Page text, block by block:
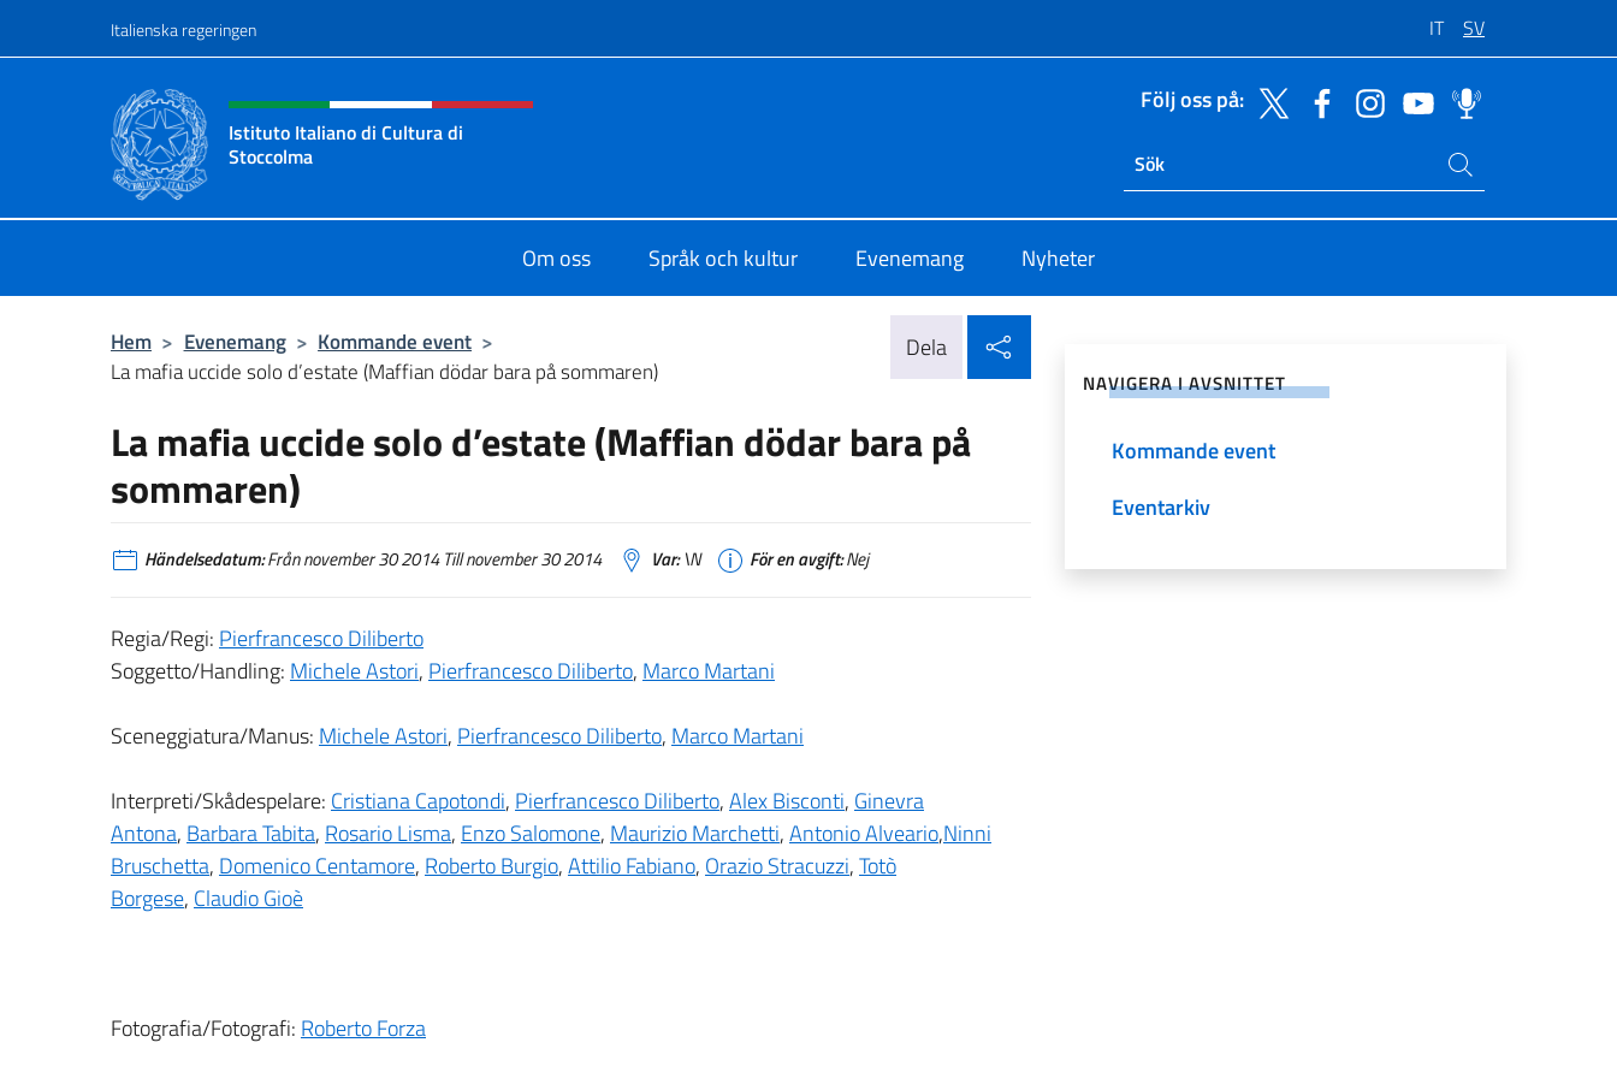
Italienska regeringen IT SV
Header, social and menu of site
Istituto Italiano di Cultura di
Stoccolma
Följ oss på:
Ricerca sito live
Sök på sajten
Om oss Språk och kultur Evenemang Nyheter
Hem > Evenemang > Kommande event >
La mafia uccide solo d’estate (Maffian dödar bara på sommaren)
Dela
La mafia uccide solo d’estate (Maffian dödar bara på
sommaren)
Händelsedatum:Från november 30 2014 Till november 30 2014 Var:\N För en avgift:Nej
Regia/Regi: Pierfrancesco Diliberto
Soggetto/Handling: Michele Astori, Pierfrancesco Diliberto, Marco Martani
Sceneggiatura/Manus: Michele Astori, Pierfrancesco Diliberto, Marco Martani
Interpreti/Skådespelare: Cristiana Capotondi, Pierfrancesco Diliberto,Alex Bisconti, Ginevra
Antona, Barbara Tabita, Rosario Lisma, Enzo Salomone, Maurizio Marchetti,Antonio Alveario,Ninni
Bruschetta, Domenico Centamore, Roberto Burgio,Attilio Fabiano, Orazio Stracuzzi,Totò
Borgese, Claudio Gioè
Fotografia/Fotografi: Roberto Forza
NAVIGERA I AVSNITTET
Kommande event
Eventarkiv